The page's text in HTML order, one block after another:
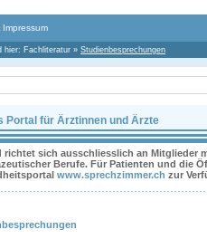
Impressum
hier: Fachliteratur » Studienbesprechungen
Portal für Ärztinnen und Ärzte
richtet sich ausschliesslich an Mitglieder
Berufe. Für Patienten und die
www.sprechzimmer.ch zur